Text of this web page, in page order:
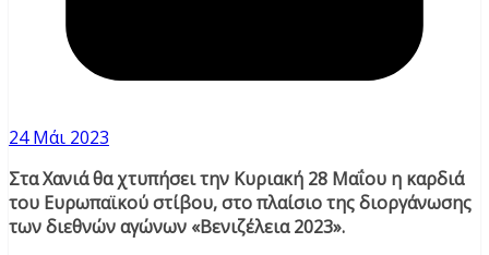
24 Μάι 2023
Στα Χανιά θα χτυπήσει την Κυριακή 28 Μαΐου η καρδιά
του Ευρωπαϊκού στίβου, στο πλαίσιο της διοργάνωσης
των διεθνών αγώνων «Βενιζέλεια 2023».